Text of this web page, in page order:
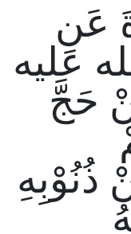
عَنِ
عليه
حَجَّ